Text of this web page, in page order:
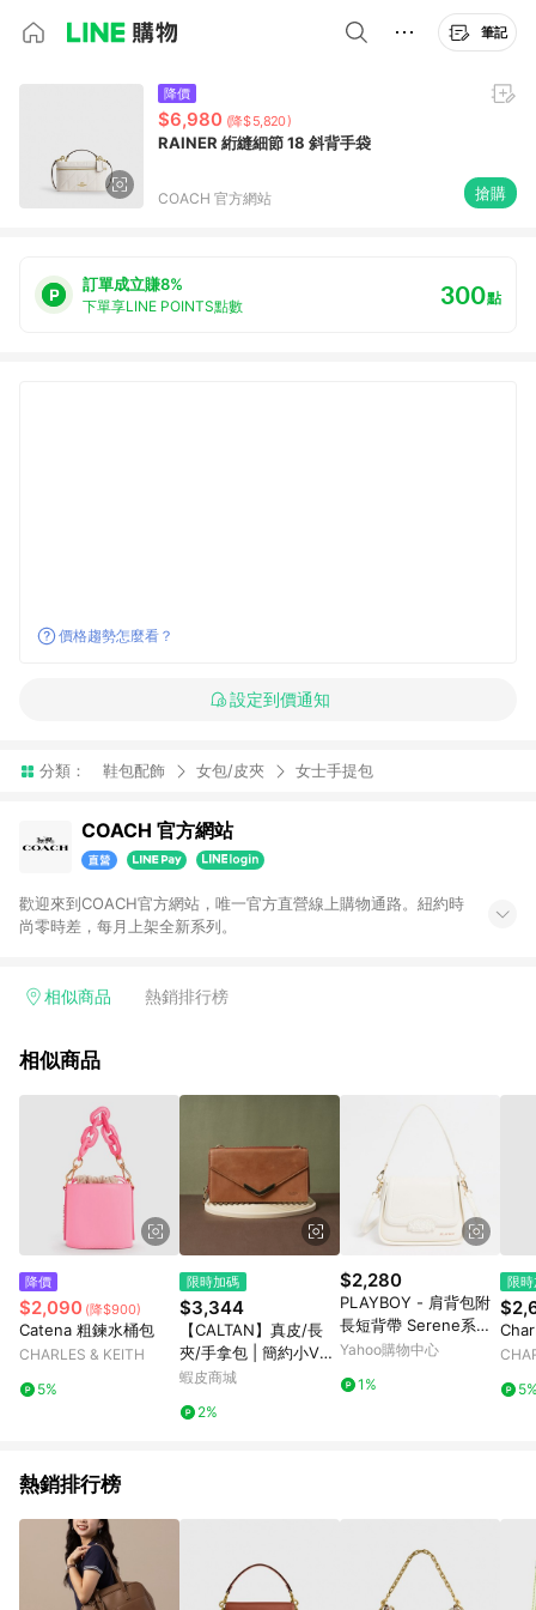
筆記
降價
$6,980 (降$5,820)
RAINER 絎縫細節 18 斜背手袋
COACH 官方網站 搶購
訂單成立賺8%
下單享LINE POINTS點數 300點
價格趨勢怎麼看？
設定到價通知
分類： 鞋包配飾 女包/皮夾 女士手提包
COACH 官方網站
歡迎來到COACH官方網站，唯一官方直營線上購物通路。紐約時
尚零時差，每月上架全新系列。
相似商品 熱銷排行榜
相似商品
降價
$2,090 (降$900)
Catena 粗鍊水桶包
CHARLES & KEITH
5%
限時加碼
$3,344
【CALTAN】真皮/長
夾/手拿包 | 簡約小V長
夾手機兩用包-2229_兩
蝦皮商城
2%
$2,280
PLAYBOY - 肩背包附
長短背帶 Serene系列
- 米白色
Yahoo購物中心
1%
限
熱銷排行榜